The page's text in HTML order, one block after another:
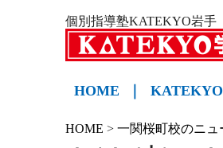
個別指導塾KATEKYO岩手
HOME
HOME > 一関桜町校のニュ